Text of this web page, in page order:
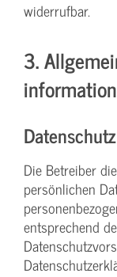
widerrufbar.
3.
Datenschutz
Die Betreiber
persönlichen
entsprechend